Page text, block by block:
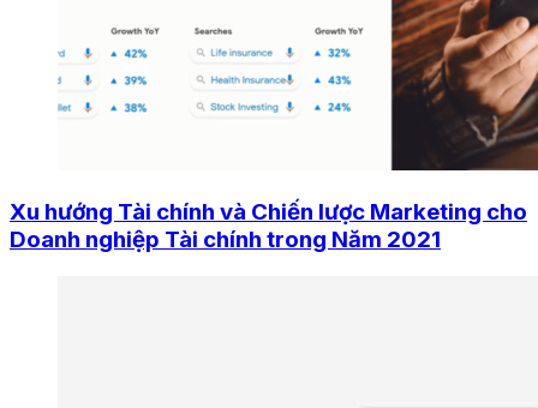
Xu hướng Tài chính và Chiến lược Marketing cho
Doanh nghiệp Tài chính trong Năm 2021